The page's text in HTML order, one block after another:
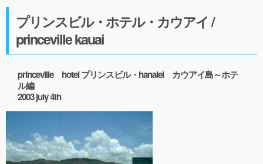
プリンスビル・ホテル・カウアイ /
princeville kauai
princeville hotel プリンスビル・hanalei カウアイ島～ホテ
ル編
2003 july 4th